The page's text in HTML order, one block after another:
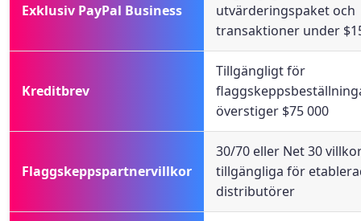
Exklusiv PayPal Business
utvärderingspaket och
transaktioner under
Kreditbrev
Tillgängligt för
överstiger $75 000
Flaggskeppspartnervillkor
30/70 eller Net 30
tillgängliga för
distributörer